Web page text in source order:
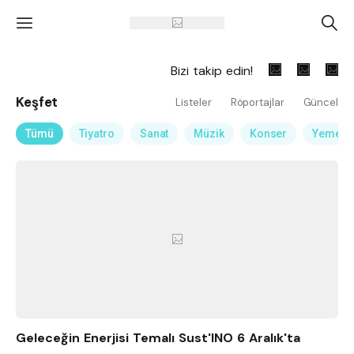
' A
Bizi takip edin!
Keşfet Listeler Röportajlar Güncel
Tümü Tiyatro Sanat Müzik Konser Yemek
Geleceğin Enerjisi Temalı Sust'INO 6 Aralık'ta